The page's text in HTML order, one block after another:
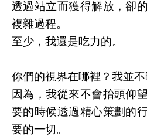
透過站立而獲得解放，卻
複雜過程。
至少，我還是吃力的。
你們的視界在哪裡？我並不
因為，我從來不會抬頭仰
要的時候透過精心策劃的
要的一切。